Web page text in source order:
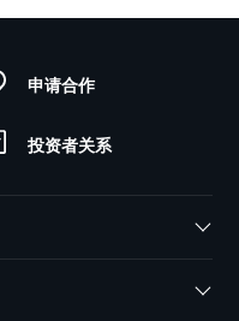
申请合作
投资者关系